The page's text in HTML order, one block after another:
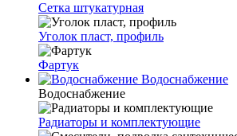
Сетка штукатурная
Уголок пласт, профиль
Фартук
Водоснабжение
Водоснабжение
Радиаторы и комплектующие